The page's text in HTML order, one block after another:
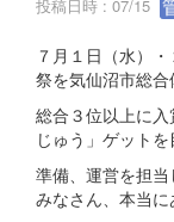
投稿日時 : 07/15
７月１日（水）
祭を気仙沼市総合
総合３位以上に
じゅう」ゲット
準備、運営を担
みなさん、本当に